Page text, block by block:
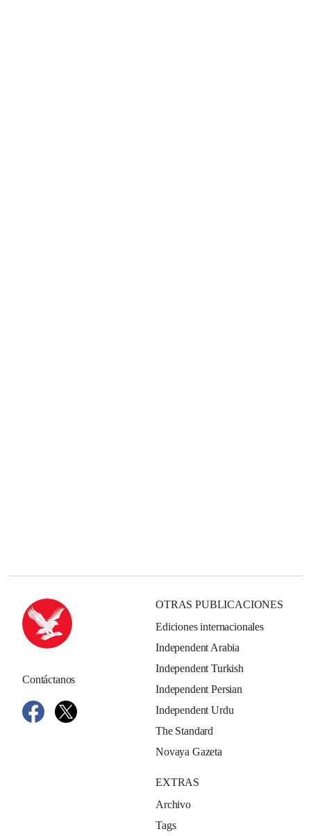
Contáctanos
OTRAS PUBLICACIONES
Ediciones internacionales
Independent Arabia
Independent Turkish
Independent Persian
Independent Urdu
The Standard
Novaya Gazeta
EXTRAS
Archivo
Tags